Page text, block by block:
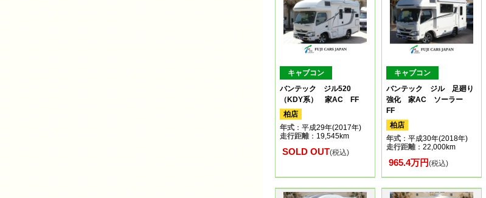
キャブコン
バンテック ジル520
（KDY系） 家AC FF
柏店
年式：平成29年(2017年)
走行距離：19,545km
SOLD OUT(税込)
キャブコン
バンテック ジル 足廻り
強化 家AC ソーラー
FF
柏店
年式：平成30年(2018年)
走行距離：22,000km
965.4万円(税込)